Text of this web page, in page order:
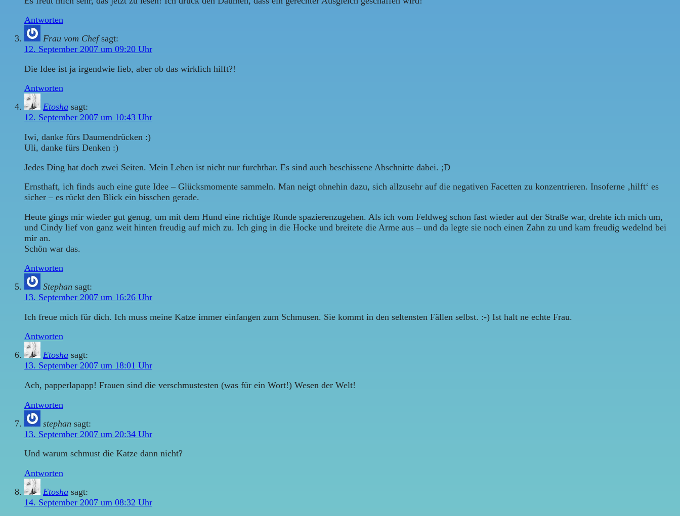
Antworten
Frau vom Chef sagt:
12. September 2007 um 09:20 Uhr
Die Idee ist ja irgendwie lieb, aber ob das wirklich hilft?!
Antworten
Etosha sagt:
12. September 2007 um 10:43 Uhr
Iwi, danke fürs Daumendrücken :)
Uli, danke fürs Denken :)
Jedes Ding hat doch zwei Seiten. Mein Leben ist nicht nur furchtbar. Es sind auch beschissene Abschnitte dabei. ;D
Ernsthaft, ich finds auch eine gute Idee – Glücksmomente sammeln. Man neigt ohnehin dazu, sich allzusehr auf die negativen Facetten zu konzentrieren. Insoferne ‚hilft‘ es
sicher – es rückt den Blick ein bisschen gerade.
Heute gings mir wieder gut genug, um mit dem Hund eine richtige Runde spazierenzugehen. Als ich vom Feldweg schon fast wieder auf der Straße war, drehte ich mich um,
und Cindy lief von ganz weit hinten freudig auf mich zu. Ich ging in die Hocke und breitete die Arme aus – und da legte sie noch einen Zahn zu und kam freudig wedelnd bei
mir an.
Schön war das.
Antworten
Stephan sagt:
13. September 2007 um 16:26 Uhr
Ich freue mich für dich. Ich muss meine Katze immer einfangen zum Schmusen. Sie kommt in den seltensten Fällen selbst. :-) Ist halt ne echte Frau.
Antworten
Etosha sagt:
13. September 2007 um 18:01 Uhr
Ach, papperlapapp! Frauen sind die verschmustesten (was für ein Wort!) Wesen der Welt!
Antworten
stephan sagt:
13. September 2007 um 20:34 Uhr
Und warum schmust die Katze dann nicht?
Antworten
Etosha sagt:
14. September 2007 um 08:32 Uhr